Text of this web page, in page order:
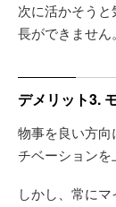
次に活かそう
長ができません。
デメリット3.
物事を良い方
チベーションを
しかし、常に